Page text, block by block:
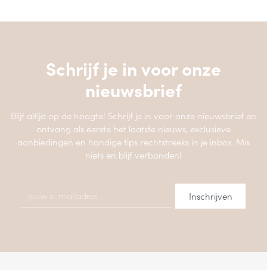
Schrijf je in voor onze
nieuwsbrief
Blijf altijd op de hoogte! Schrijf je in voor onze nieuwsbrief en
ontvang als eerste het laatste nieuws, exclusieve
aanbiedingen en handige tips rechtstreeks in je inbox. Mis
niets en blijf verbonden!